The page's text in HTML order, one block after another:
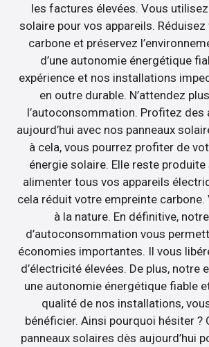
les factures élevées. Vous
solaire pour vos appareils.
carbone et préservez
d’une autonomie énergétique
expérience et nos installations
en outre durable. N’attendez
l’autoconsommation. Profitez des
aujourd’hui avec nos panneaux
à cela, vous pourrez profiter de
énergie solaire. Elle reste produite
alimenter tous vos appareils
cela réduit votre empreinte
à la nature. En définitive,
d’autoconsommation vous
économies importantes. Il vous
d’électricité élevées. De plus, notre
une autonomie énergétique fiable
qualité de nos installations,
bénéficier. Ainsi pourquoi hésiter ?
panneaux solaires dès aujourd’hui